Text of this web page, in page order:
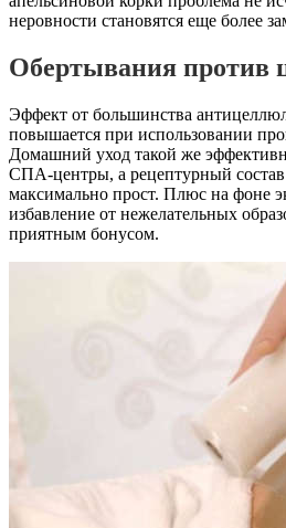
неровности становятся еще более
Обертывания против
Эффект от большинства
повышается при использовании
Домашний уход такой же
СПА-центры, а рецептурный состав
максимально прост. Плюс на фоне
избавление от нежелательных
приятным бонусом.